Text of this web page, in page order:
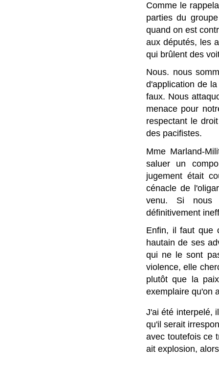
Comme le
parties du
quand on est
aux députés, les
qui brûlent des
Nous. nous
d'application de
faux. Nous
menace pour
respectant le
des pacifistes.
Mme Marland-
saluer un
jugement était
cénacle de
venu. Si nous
définitivement
Enfin, il faut que
hautain de ses
qui ne le sont
violence, elle
plutôt que la
exemplaire qu'on
J'ai été interpelé,
qu'il serait
avec toutefois ce
ait explosion,